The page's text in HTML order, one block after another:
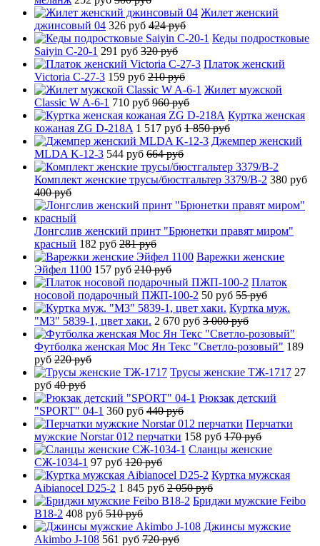
Жилет женский
джинсовый 04 326 руб 424 руб
Кеды подростковые
Saiyin C-20-1 291 руб 320 руб
Платок женский
Victoria C-27-3 159 руб 210 руб
Жилет мужской
Classic W A-6-1 710 руб 960 руб
Куртка женская
кожаная ZG D-218A 1 517 руб 1 850 руб
Джемпер женский
MLDA K-12-3 544 руб 664 руб
Комплект женские трусы/бюстгальтер 3379/B-2 380 руб
400 руб
Лонгслив женский принт "Брюнетки правят миром"
красный 182 руб 281 руб
Варежки женские
Эйфел 1100 157 руб 210 руб
Платок
носовой подарочный ПЖП-100-2 50 руб 55 руб
Куртка муж.
"М3" 5839-1, цвет хаки. 2 670 руб 3 000 руб
Футболка женская Мос Ян Текс "Светло-розовый" 189
руб 220 руб
Трусы женские ТЖ-1717 27
руб 40 руб
Рюкзак детский
"SPORT" 04-1 360 руб 440 руб
Перчатки
мужские Norstar 012 перчатки 158 руб 170 руб
Сланцы женские
СЖ-1034-1 97 руб 120 руб
Куртка мужская
Aibianocel D25-2 1 845 руб 2 050 руб
Бриджи мужские Feibo
B18-2 408 руб 510 руб
Джинсы мужские
Akimbo J-108 561 руб 720 руб